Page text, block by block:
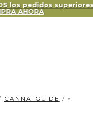
¡SUSCRÍBETE Y
CANNA-GUIDE / »